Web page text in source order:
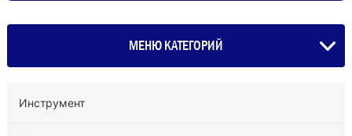
МЕНЮ КАТЕГОРИЙ
Инструмент